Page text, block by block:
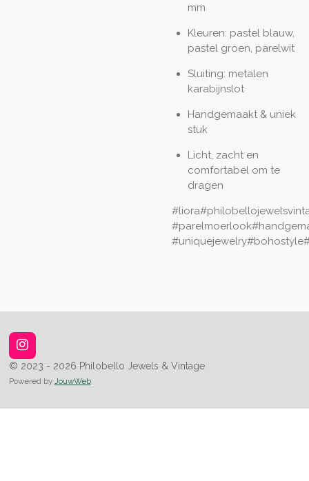
mm
Kleuren: pastel blauw,
pastel groen, parelwit
Sluiting: metalen
karabijnslot
Handgemaakt & uniek
stuk
Licht, zacht en
comfortabel om te
dragen
I
n
t
g
© 2023 - 2026 Philobello Jewels & Vintage
Powered by JouwWeb